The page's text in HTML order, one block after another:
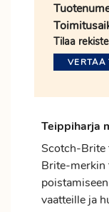
Tilaa
VERTAA
Teippiharja
Scotch-Brite
Brite-merkin
vaatteille ja